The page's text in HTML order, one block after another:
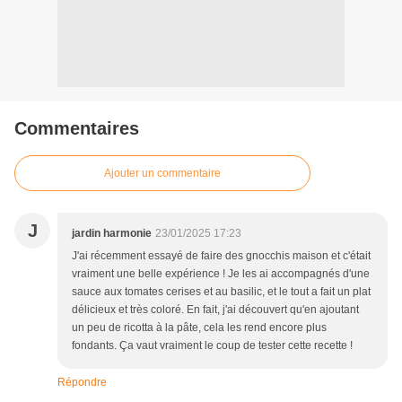
Commentaires
Ajouter un commentaire
J jardin harmonie 23/01/2025 17:23
J'ai récemment essayé de faire des gnocchis maison et c'était
vraiment une belle expérience ! Je les ai accompagnés d'une
sauce aux tomates cerises et au basilic, et le tout a fait un plat
délicieux et très coloré. En fait, j'ai découvert qu'en ajoutant
un peu de ricotta à la pâte, cela les rend encore plus
fondants. Ça vaut vraiment le coup de tester cette recette !
Répondre